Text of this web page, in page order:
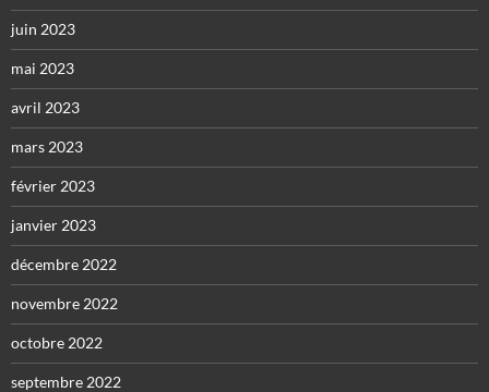
juin 2023
mai 2023
avril 2023
mars 2023
février 2023
janvier 2023
décembre 2022
novembre 2022
octobre 2022
septembre 2022